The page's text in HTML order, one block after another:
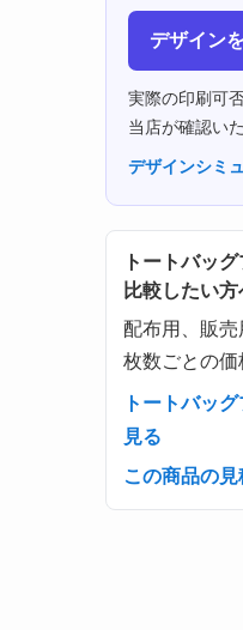
デザイン
実際の印刷可
当店が確認い
デザインシミ
トートバッ
比較したい方
配布用、販売
枚数ごとの価
トートバッ
見る
この商品の